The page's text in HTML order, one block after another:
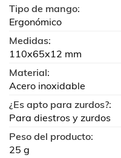
Tipo de mango:
Ergonómico
Medidas:
110x65x12 mm
Material:
Acero inoxidable
¿Es apto para zurdos?:
Para diestros y zurdos
Peso del producto:
25 g